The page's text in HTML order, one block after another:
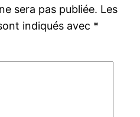
sera pas publiée. Les
indiqués avec *